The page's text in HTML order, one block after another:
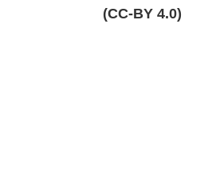
(CC-BY 4.0)